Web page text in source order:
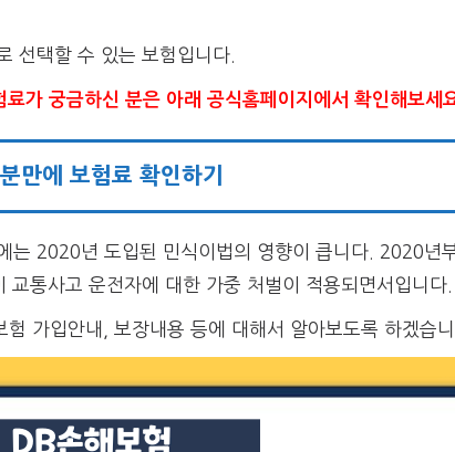
선택할 수 있는 보험입니다.
가 궁금하신 분은 아래 공식홈페이지에서 확인해보세
만에 보험료 확인하기
는 2020년 도입된 민식이법의 영향이 큽니다. 2020년
통사고 운전자에 대한 가중 처벌이 적용되면서입니다.
가입안내, 보장내용 등에 대해서 알아보도록 하겠습니